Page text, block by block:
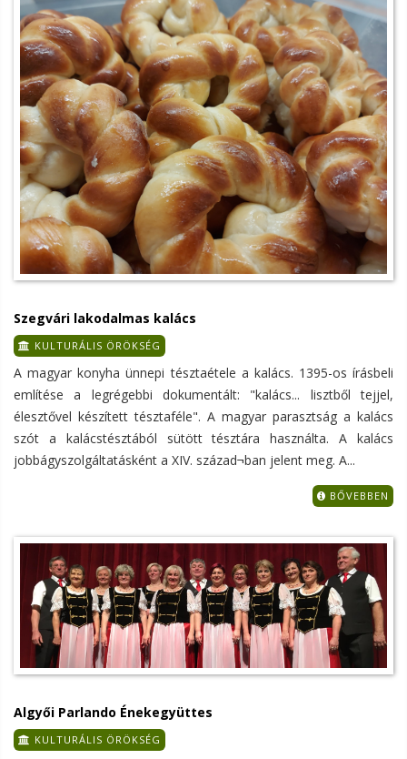
Szegvári lakodalmas kalács
KULTURÁLIS ÖRÖKSÉG
A magyar konyha ünnepi tésztaétele a kalács. 1395-os írásbeli
említése a legrégebbi dokumentált: "kalács... lisztből tejjel,
élesztővel készített tésztaféle". A magyar parasztság a kalács
szót a kalácstésztából sütött tésztára használta. A kalács
jobbágyszolgáltatásként a XIV. század¬ban jelent meg. A...
BŐVEBBEN
Algyői Parlando Énekegyüttes
KULTURÁLIS ÖRÖKSÉG